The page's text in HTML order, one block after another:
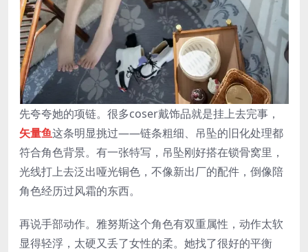
先夸夸她的项链。很多coser戴饰品就是挂上去完事，
矢量鱼这条明显挑过——链条粗细、吊坠的旧化处理都
符合角色背景。有一张特写，吊坠刚好搭在锁骨窝里，
光线打上去泛出哑光铜色，不像新出厂的配件，倒像陪
角色经历过风霜的东西。
再说手部动作。雅努斯这个角色有双重属性，动作太软
显得轻浮，太硬又丢了女性的柔。她找了很好的平衡